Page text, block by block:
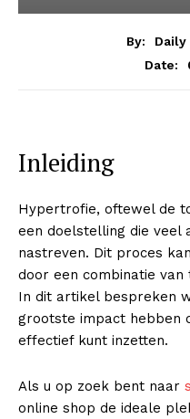
By:
Daily
Date:
Inleiding
Hypertrofie, oftewel de
een doelstelling die veel
nastreven. Dit proces
door een combinatie van
In dit artikel bespreken
grootste impact hebben
effectief kunt inzetten.
Als u op zoek bent naar
online shop de ideale